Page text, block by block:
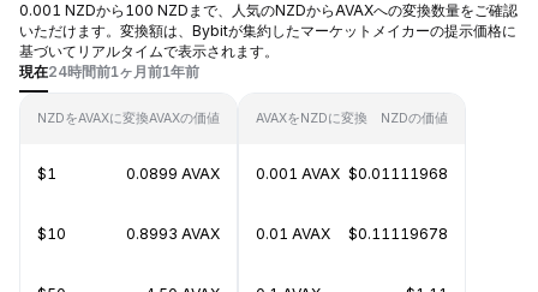
0.001 NZDから100 NZDまで、人気のNZDからAVAXへの変換数量をご確認
いただけます。変換額は、Bybitが集約したマーケットメイカーの提示価格に
基づいてリアルタイムで表示されます。
現在24時間前1ヶ月前1年前
NZDをAVAXに変換AVAXの価値
$1 0.0899 AVAX
$10 0.8993 AVAX
AVAXをNZDに変換 NZDの価値
0.001 AVAX $0.01111968
0.01 AVAX $0.11119678